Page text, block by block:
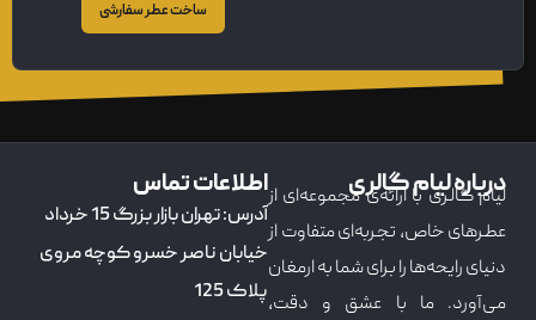
ساخت عطر سفارشی
درباره لیام گالری
لیام گالری با ارائه‌ی مجموعه‌ای از
عطرهای خاص، تجربه‌ای متفاوت از
دنیای رایحه‌ها را برای شما به ارمغان
می‌آورد. ما با عشق و دقت،
اطلاعات تماس
آدرس: تهران بازار بزرگ 15 خرداد
خیابان ناصر خسرو کوچه مروی
پلاک 125